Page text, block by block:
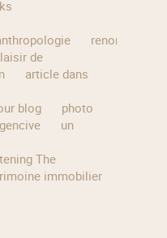
renommer
de
article dans
blog
photo
gencive
un
The
immobilier